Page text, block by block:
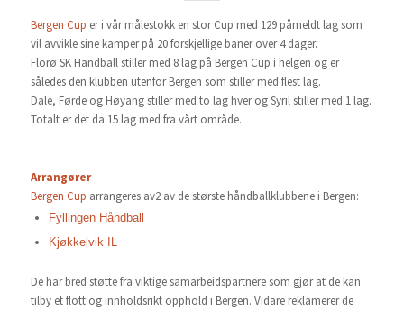
Bergen Cup er i vår målestokk en stor Cup med 129 påmeldt lag som
vil avvikle sine kamper på 20 forskjellige baner over 4 dager.
Florø SK Handball stiller med 8 lag på Bergen Cup i helgen og er
således den klubben utenfor Bergen som stiller med flest lag.
Dale, Førde og Høyang stiller med to lag hver og Syril stiller med 1 lag.
Totalt er det da 15 lag med fra vårt område.
Arrangører
Bergen Cup arrangeres av2 av de største håndballklubbene i Bergen:
Fyllingen Håndball
Kjøkkelvik IL
De har bred støtte fra viktige samarbeidspartnere som gjør at de kan
tilby et flott og innholdsrikt opphold i Bergen. Vidare reklamerer de